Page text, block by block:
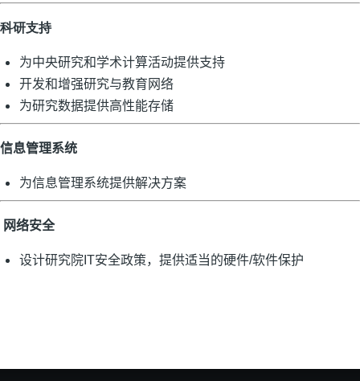
科研支持
为中央研究和学术计算活动提供支持
开发和增强研究与教育网络
为研究数据提供高性能存储
信息管理系统
为信息管理系统提供解决方案
网络安全
设计研究院IT安全政策，提供适当的硬件/软件保护